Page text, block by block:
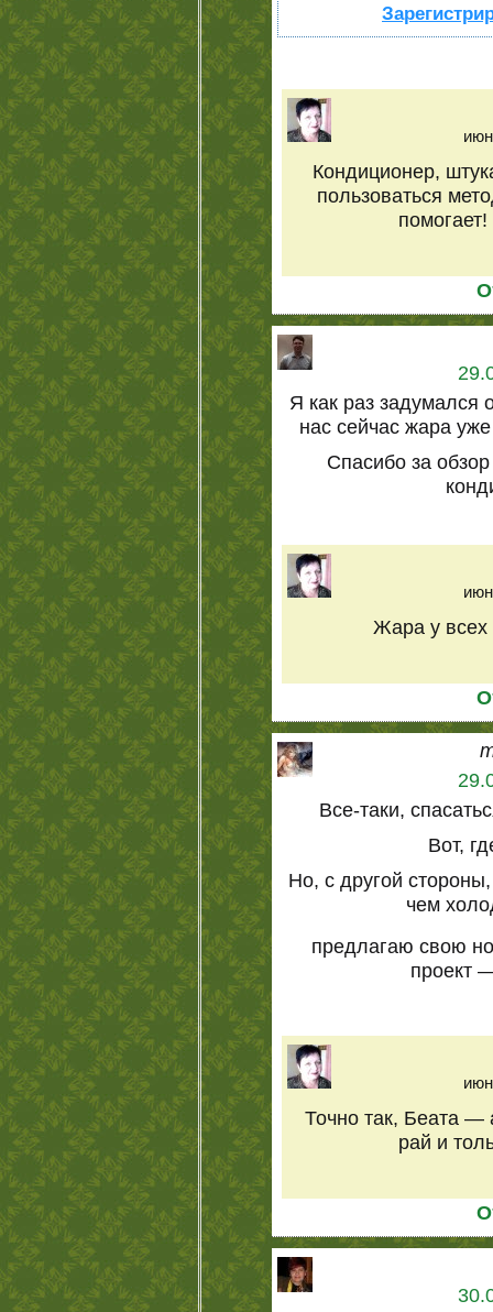
Кондиционер,
пользоваться
Я как раз задумался
нас сейчас жара
Спасибо за
Жара у всех
Все-таки,
Вот,
Но, с другой
чем
предлагаю свою
проект
Точно так, Беата
рай и